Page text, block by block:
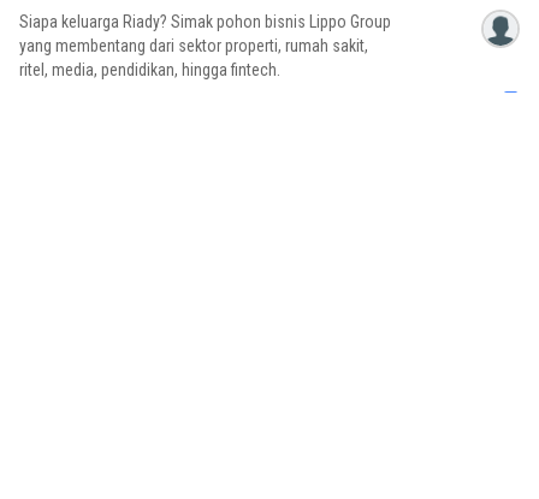
Siapa keluarga Riady? Simak pohon bisnis Lippo Group
yang membentang dari sektor properti, rumah sakit,
ritel, media, pendidikan, hingga fintech.